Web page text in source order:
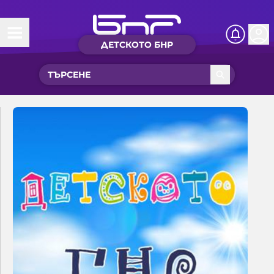
ДЕТСКОТО БНР
Начало
Какво ново?
Рубрики с вълшебства
Детско радио
Чуйте
Новините на детски език
Приказки
Песнички
Искри
Интересен архив
Нашите гости